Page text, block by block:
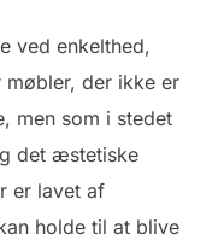
ved enkelthed,
der ikke er
men som i stedet
det æstetiske
er lavet af
holde til at blive